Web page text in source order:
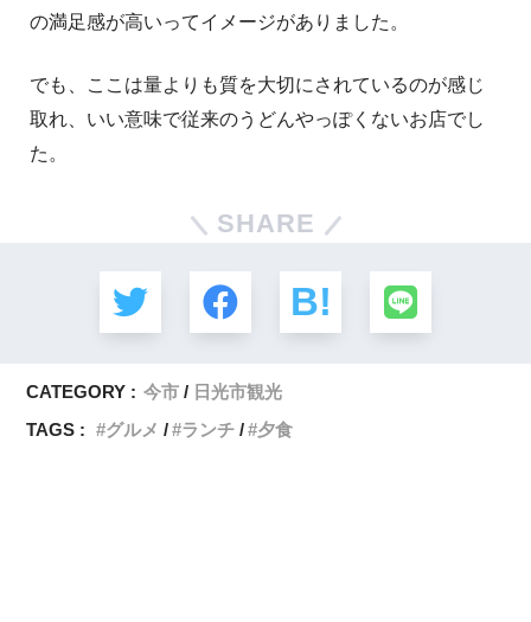
の満足感が高いってイメージがありました。
でも、ここは量よりも質を大切にされているのが感じ
取れ、いい意味で従来のうどんやっぽくないお店でし
た。
SHARE
CATEGORY : 今市
日光市観光
TAGS :
グルメ ランチ 夕食